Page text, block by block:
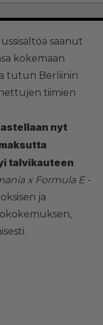
saanut
kokemaan
tutun Berliinin
tiimien
nyt
talvikauteen
x Formula E-
ja